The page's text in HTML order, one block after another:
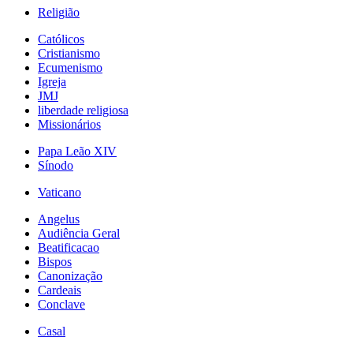
Religião
Católicos
Cristianismo
Ecumenismo
Igreja
JMJ
liberdade religiosa
Missionários
Papa Leão XIV
Sínodo
Vaticano
Angelus
Audiência Geral
Beatificacao
Bispos
Canonização
Cardeais
Conclave
Casal